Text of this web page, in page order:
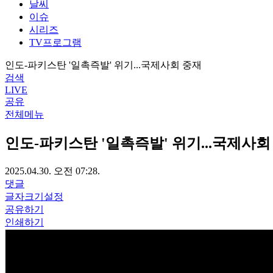
날씨
이슈
시리즈
TV프로그램
인도-파키스탄 '일촉즉발' 위기...국제사회 중재
검색
LIVE
공유
전체메뉴
인도-파키스탄 '일촉즉발' 위기...국제사
2025.04.30. 오전 07:28.
댓글
글자크기설정
공유하기
인쇄하기